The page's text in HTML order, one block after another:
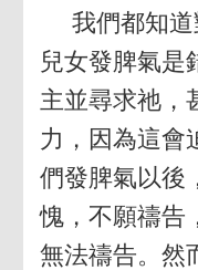
我們都知道
兒女發脾氣是
主並尋求祂，
力，因為這會
們發脾氣以後
愧，不願禱告
無法禱告。然